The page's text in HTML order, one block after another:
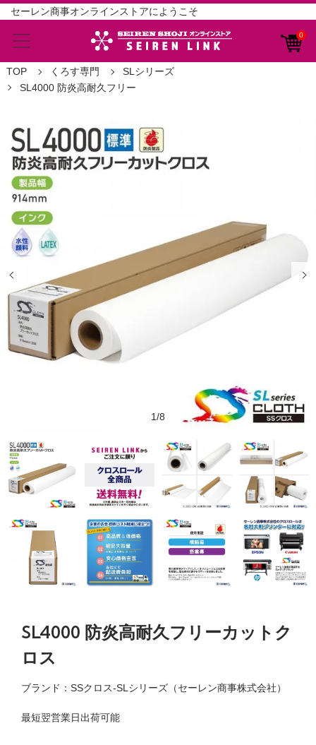
セーレン商事オンラインストアにようこそ
0
TOP くろす専門
SLシリーズ
SL4000 防炎高耐久フリー
1/8
SL4000 防炎高耐久フリーカットク
ロス
ブランド：SSクロス-SLシリーズ（セーレン商事株式会社）
最短翌営業日出荷可能